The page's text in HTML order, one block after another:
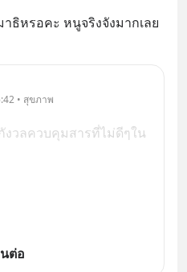
ธิหรอคะ หนูจริงจังมากเลย
• สุขภาพ
งวลควบคุมสารที่ไม่ดีๆใน
ต่อ